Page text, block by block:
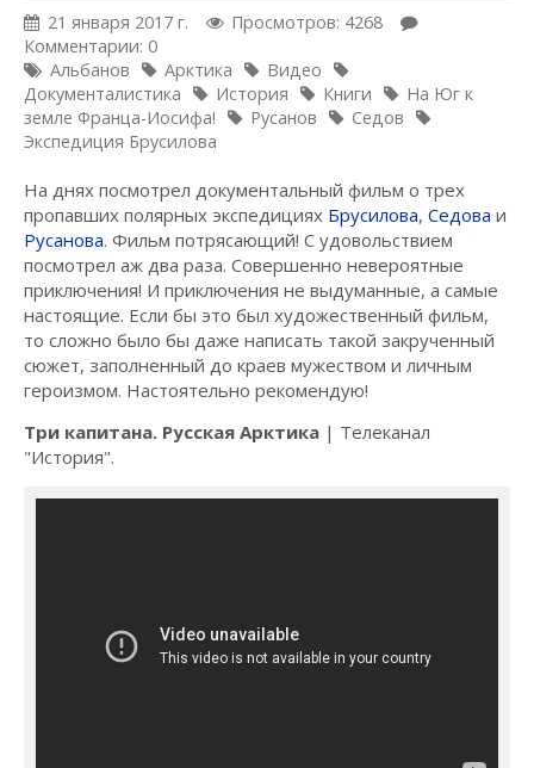
21 января 2017 г.
Просмотров: 4268
Комментарии: 0
Альбанов
Арктика
Видео
Документалистика
История Книги
На Юг к
земле Франца-Иосифа!
Русанов
Седов
Экспедиция Брусилова
На днях посмотрел документальный фильм о трех
пропавших полярных экспедициях Брусилова, Седова и
Русанова. Фильм потрясающий! С удовольствием
посмотрел аж два раза. Совершенно невероятные
приключения! И приключения не выдуманные, а самые
настоящие. Если бы это был художественный фильм,
то сложно было бы даже написать такой закрученный
сюжет, заполненный до краев мужеством и личным
героизмом. Настоятельно рекомендую!
Три капитана. Русская Арктика | Телеканал
"История".